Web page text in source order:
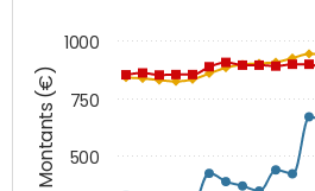
Montants (€) 500
750
1000